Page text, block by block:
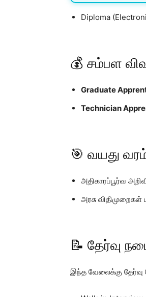
Diploma
💰 சம்பள
Graduate
Technician
🎯 வயது
அதிகாரப்பூர்வ
அரசு விதிமுறைகள்
📝 தேர்வு
இந்த வேலைக்கு